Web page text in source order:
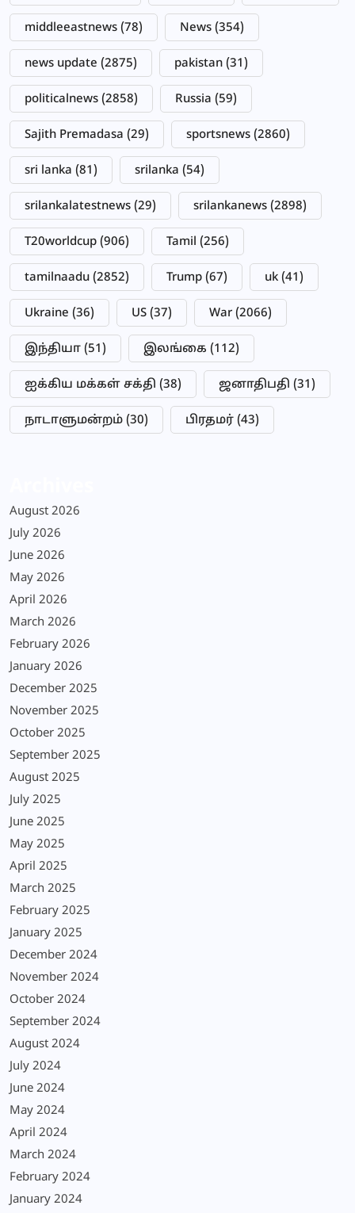
middleeastnews (78) News (354)
news update (2875) pakistan (31)
politicalnews (2858) Russia (59)
Sajith Premadasa (29) sportsnews (2860)
sri lanka (81) srilanka (54)
srilankalatestnews (29) srilankanews (2898)
T20worldcup (906) Tamil (256)
tamilnaadu (2852) Trump (67) uk (41)
Ukraine (36) US (37) War (2066)
இந்தியா (51) இலங்கை (112)
ஐக்கிய மக்கள் சக்தி (38) ஜனாதிபதி (31)
நாடாளுமன்றம் (30) பிரதமர் (43)
August 2026
July 2026
June 2026
May 2026
April 2026
March 2026
February 2026
January 2026
December 2025
November 2025
October 2025
September 2025
August 2025
July 2025
June 2025
May 2025
April 2025
March 2025
February 2025
January 2025
December 2024
November 2024
October 2024
September 2024
August 2024
July 2024
June 2024
May 2024
April 2024
March 2024
February 2024
January 2024